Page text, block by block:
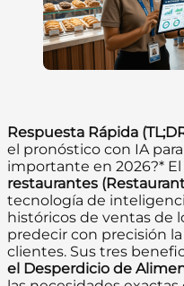
Respuesta Rápida
el pronóstico con IA
importante en 2026?* El
restaurantes
tecnología de
históricos de ventas de
predecir con precisión
clientes. Sus tres
el Desperdicio de